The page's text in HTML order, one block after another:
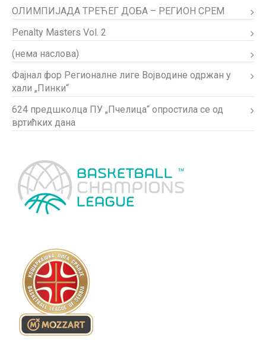
ОЛИМПИЈАДА ТРЕЋЕГ ДОБА – РЕГИОН СРЕМ
Penalty Masters Vol. 2
(нема наслова)
Фајнал фор Регионалне лиге Војводине одржан у
хали „Пинки“
624 предшколца ПУ „Пчелица“ опростила се од
вртићких дана